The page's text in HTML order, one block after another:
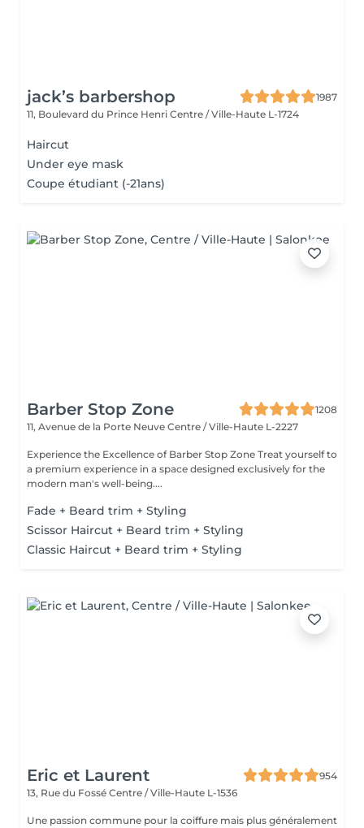
jack’s barbershop
1987
11, Boulevard du Prince Henri Centre / Ville-Haute L-1724
Haircut
Under eye mask
Coupe étudiant (-21ans)
Barber Stop Zone
1208
11, Avenue de la Porte Neuve Centre / Ville-Haute L-2227
Experience the Excellence of Barber Stop Zone Treat yourself to
a premium experience in a space designed exclusively for the
modern man's well-being....
Fade + Beard trim + Styling
Scissor Haircut + Beard trim + Styling
Classic Haircut + Beard trim + Styling
Eric et Laurent
954
13, Rue du Fossé Centre / Ville-Haute L-1536
Une passion commune pour la coiffure mais plus généralement